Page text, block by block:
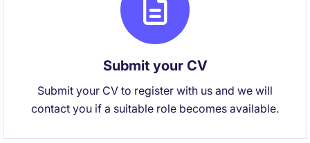
Submit your CV
Submit your CV to register with us and we will
contact you if a suitable role becomes available.